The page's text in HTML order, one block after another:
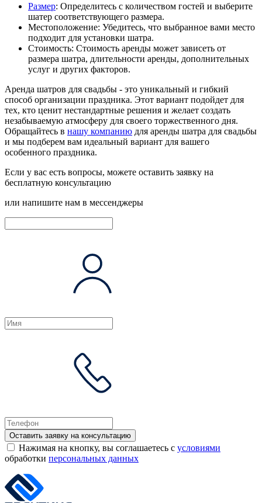
Размер: Определитесь с количеством гостей и выберите
шатер соответствующего размера.
Местоположение: Убедитесь, что выбранное вами место
подходит для установки шатра.
Стоимость: Стоимость аренды может зависеть от
размера шатра, длительности аренды, дополнительных
услуг и других факторов.
Аренда шатров для свадьбы - это уникальный и гибкий
способ организации праздника. Этот вариант подойдет для
тех, кто ценит нестандартные решения и желает создать
незабываемую атмосферу для своего торжественного дня.
Обращайтесь в нашу компанию для аренды шатра для свадьбы
и мы подберем вам идеальный вариант для вашего
особенного праздника.
Если у вас есть вопросы, можете оставить заявку на
бесплатную консультацию
или напишите нам в мессенджеры
Оставить заявку на консультацию
Нажимая на кнопку, вы соглашаетесь с условиями
обработки персональных данных